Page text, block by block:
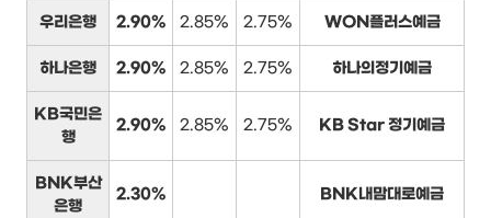
우리은행 2.90% 2.85% 2.75% WON플러스예금
하나은행 2.90% 2.85% 2.75% 하나의정기예금
KB국민은
행
2.90% 2.85% 2.75% KB Star 정기예금
BNK부산
은행
2.30% BNK내맘대로예금